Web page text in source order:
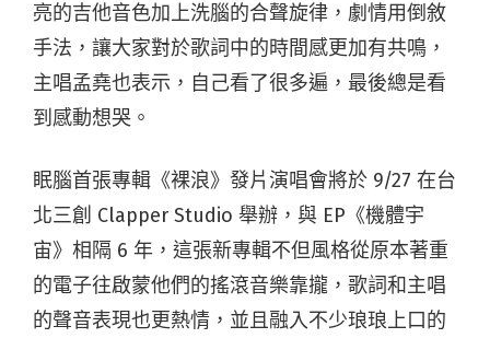
亮的吉他音色加上洗腦的合聲旋律，劇情用倒敘
手法，讓大家對於歌詞中的時間感更加有共鳴，
主唱孟堯也表示，自己看了很多遍，最後總是看
到感動想哭。
眠腦首張專輯《裸浪》發片演唱會將於 9/27 在台
北三創 Clapper Studio 舉辦，與 EP《機體宇
宙》相隔 6 年，這張新專輯不但風格從原本著重
的電子往啟蒙他們的搖滾音樂靠攏，歌詞和主唱
的聲音表現也更熱情，並且融入不少琅琅上口的